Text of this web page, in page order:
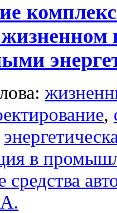
,
в
средства